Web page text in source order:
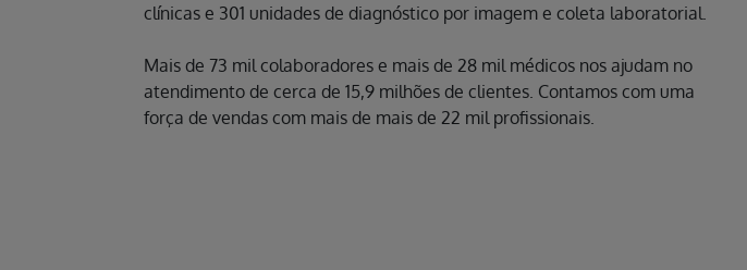
clínicas e 301 unidades de diagnóstico por imagem e coleta laboratorial.
Mais de 73 mil colaboradores e mais de 28 mil médicos nos ajudam no
atendimento de cerca de 15,9 milhões de clientes. Contamos com uma
força de vendas com mais de mais de 22 mil profissionais.